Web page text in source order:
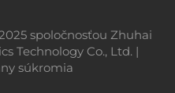
spoločnosťou Zhuhai
Technology Co., Ltd. |
súkromia